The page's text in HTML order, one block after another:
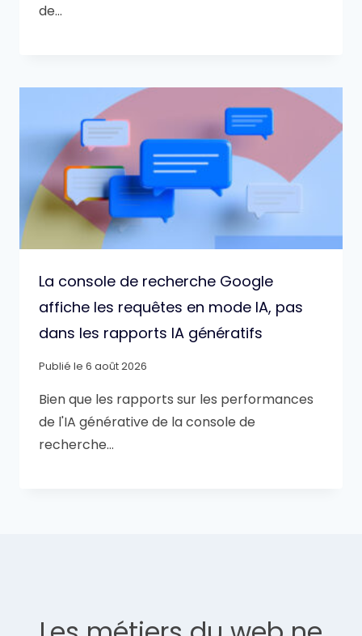
de…
La console de recherche Google
affiche les requêtes en mode IA, pas
dans les rapports IA génératifs
Publié le 6 août 2026
Bien que les rapports sur les performances
de l'IA générative de la console de
recherche…